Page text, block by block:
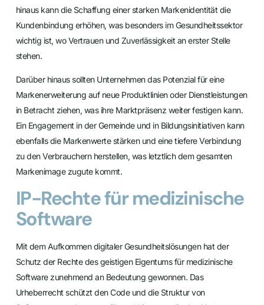
hinaus kann die Schaffung einer starken Markenidentität die
Kundenbindung erhöhen, was besonders im Gesundheitssektor
wichtig ist, wo Vertrauen und Zuverlässigkeit an erster Stelle
stehen.
Darüber hinaus sollten Unternehmen das Potenzial für eine
Markenerweiterung auf neue Produktlinien oder Dienstleistungen
in Betracht ziehen, was ihre Marktpräsenz weiter festigen kann.
Ein Engagement in der Gemeinde und in Bildungsinitiativen kann
ebenfalls die Markenwerte stärken und eine tiefere Verbindung
zu den Verbrauchern herstellen, was letztlich dem gesamten
Markenimage zugute kommt.
IP-Rechte für medizinische
Software
Mit dem Aufkommen digitaler Gesundheitslösungen hat der
Schutz der Rechte des geistigen Eigentums für medizinische
Software zunehmend an Bedeutung gewonnen. Das
Urheberrecht schützt den Code und die Struktur von